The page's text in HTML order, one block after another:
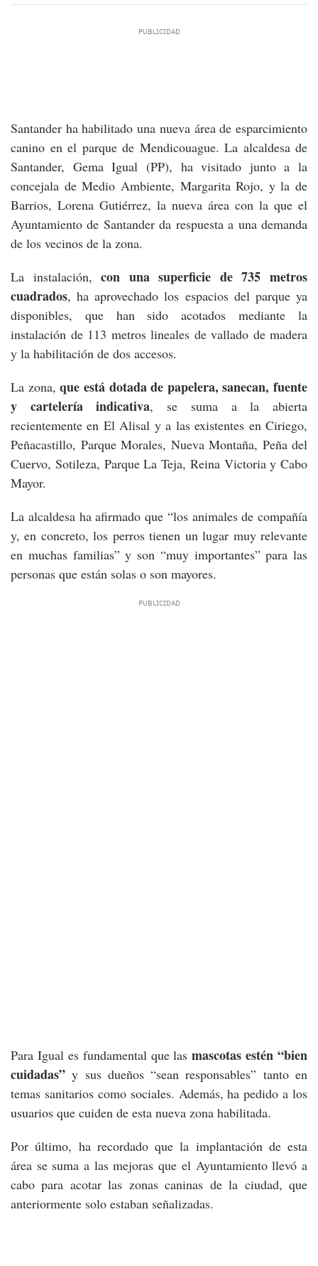
Santander ha habilitado una nueva área de esparcimiento
canino en el parque de Mendicouague. La alcaldesa de
Santander, Gema Igual (PP), ha visitado junto a la
concejala de Medio Ambiente, Margarita Rojo, y la de
Barrios, Lorena Gutiérrez, la nueva área con la que el
Ayuntamiento de Santander da respuesta a una demanda
de los vecinos de la zona.
La instalación,con una superficie de 735 metros
cuadrados, ha aprovechado los espacios del parque ya
disponibles, que han sido acotados mediante la
instalación de 113 metros lineales de vallado de madera
y la habilitación de dos accesos.
La zona,que está dotada de papelera, sanecan, fuente
y cartelería indicativa, se suma a la abierta
recientemente en El Alisal y a las existentes en Ciriego,
Peñacastillo, Parque Morales, Nueva Montaña, Peña del
Cuervo, Sotileza, Parque La Teja, Reina Victoria y Cabo
Mayor.
La alcaldesa ha afirmado que “los animales de compañía
y, en concreto, los perros tienen un lugar muy relevante
en muchas familias” y son “muy importantes” para las
personas que están solas o son mayores.
Para Igual es fundamental que las mascotas estén “bien
cuidadas” y sus dueños “sean responsables” tanto en
temas sanitarios como sociales. Además, ha pedido a los
usuarios que cuiden de esta nueva zona habilitada.
Por último, ha recordado que la implantación de esta
área se suma a las mejoras que el Ayuntamiento llevó a
cabo para acotar las zonas caninas de la ciudad, que
anteriormente solo estaban señalizadas.